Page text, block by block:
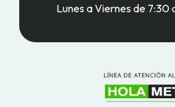
Lunes a Viernes de 7:30